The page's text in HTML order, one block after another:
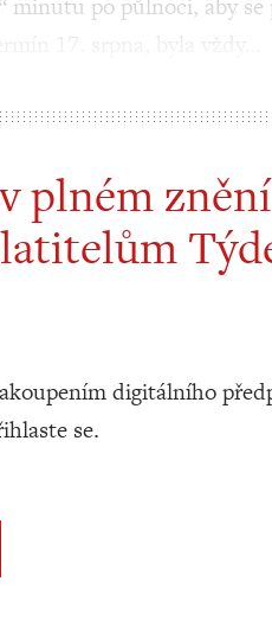
po půlnoci, aby se
plném znění
digitálního
se.